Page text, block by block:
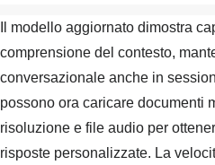
Il modello aggiornato dimostra
comprensione del contesto,
conversazionale anche in
possono ora caricare documenti
risoluzione e file audio per
risposte personalizzate. La